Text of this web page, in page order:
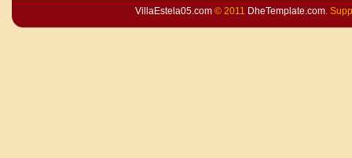
VillaEstela05.com© 2011 DheTemplate.com.